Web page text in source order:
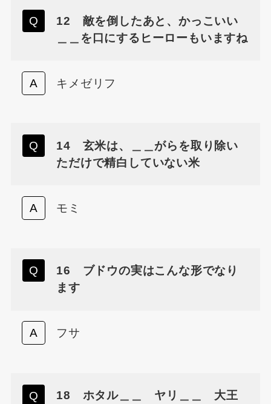
12 敵を倒したあと、かっこいい
＿＿を口にするヒーローもいますね
キメゼリフ
14 玄米は、＿＿がらを取り除い
ただけで精白していない米
モミ
16 ブドウの実はこんな形でなり
ます
フサ
18 ホタル＿＿ ヤリ＿＿ 大王